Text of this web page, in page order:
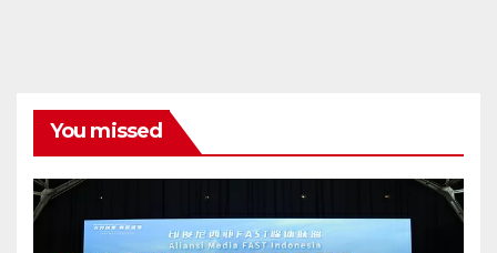
You missed